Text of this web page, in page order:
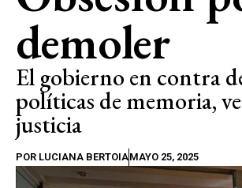
demoler
El gobierno en contra
políticas de memoria,
justicia
POR LUCIANA BERTOIAMAYO 25, 2025